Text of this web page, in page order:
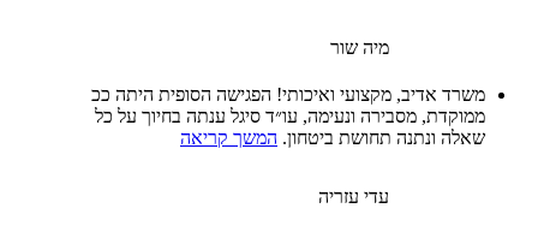
מיה שור
משרד אדיב, מקצועי ואיכותי! הפגישה הסופית היתה ככ
ממוקדת, מסבירה ונעימה, עו״ד סיגל ענתה בחיוך על כל
שאלה ונתנה תחושת ביטחון. המשך קריאה
עדי עזריה